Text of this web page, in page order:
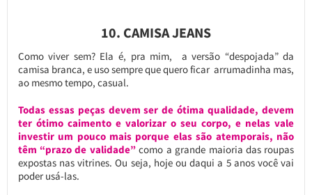
10. CAMISA JEANS
Como viver sem? Ela é, pra mim, a versão “despojada” da
camisa branca, e uso sempre que quero ficar arrumadinha mas,
ao mesmo tempo, casual.
Todas essas peças devem ser de ótima qualidade, devem
ter ótimo caimento e valorizar o seu corpo, e nelas vale
investir um pouco mais porque elas são atemporais, não
têm “prazo de validade”como a grande maioria das roupas
expostas nas vitrines. Ou seja, hoje ou daqui a 5 anos você vai
poder usá-las.